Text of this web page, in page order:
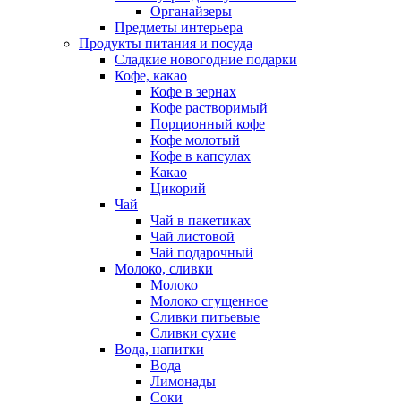
Органайзеры
Предметы интерьера
Продукты питания и посуда
Сладкие новогодние подарки
Кофе, какао
Кофе в зернах
Кофе растворимый
Порционный кофе
Кофе молотый
Кофе в капсулах
Какао
Цикорий
Чай
Чай в пакетиках
Чай листовой
Чай подарочный
Молоко, сливки
Молоко
Молоко сгущенное
Сливки питьевые
Сливки сухие
Вода, напитки
Вода
Лимонады
Соки